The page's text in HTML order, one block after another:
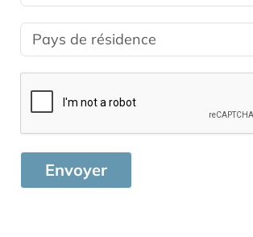
Envoyer